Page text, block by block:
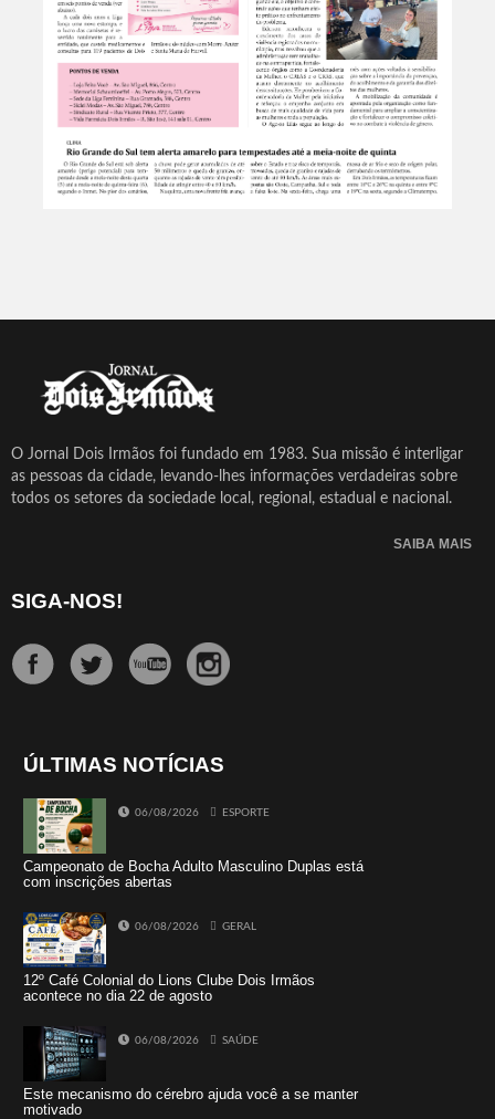
O Jornal Dois Irmãos foi fundado em 1983. Sua missão é interligar
as pessoas da cidade, levando-lhes informações verdadeiras sobre
todos os setores da sociedade local, regional, estadual e nacional.
SAIBA MAIS
SIGA-NOS!
ÚLTIMAS NOTÍCIAS
06/08/2026 ESPORTE
Campeonato de Bocha Adulto Masculino Duplas está
com inscrições abertas
06/08/2026 GERAL
12º Café Colonial do Lions Clube Dois Irmãos
acontece no dia 22 de agosto
06/08/2026 SAÚDE
Este mecanismo do cérebro ajuda você a se manter
motivado